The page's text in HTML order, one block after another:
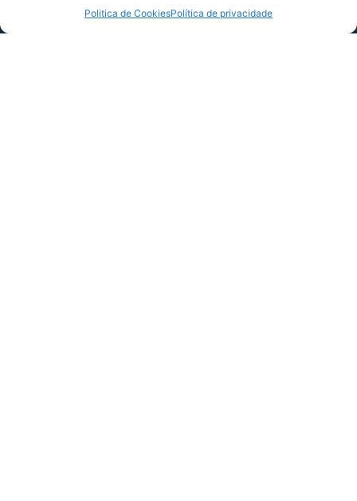
Politica de CookiesPolítica de privacidade